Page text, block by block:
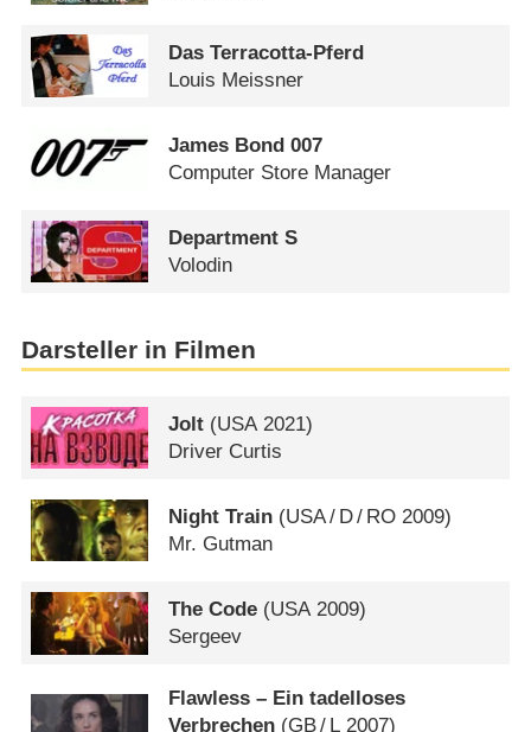
Das Terracotta-Pferd
Louis Meissner
James Bond 007
Computer Store Manager
Department S
Volodin
Darsteller in Filmen
Jolt (USA2021)
Driver Curtis
Night Train (USA/ D/ RO 2009)
Mr. Gutman
The Code (USA2009)
Sergeev
Flawless – Ein tadelloses
Verbrechen (GB/ L 2007)